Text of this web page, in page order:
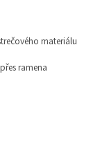
materiálu
ramena